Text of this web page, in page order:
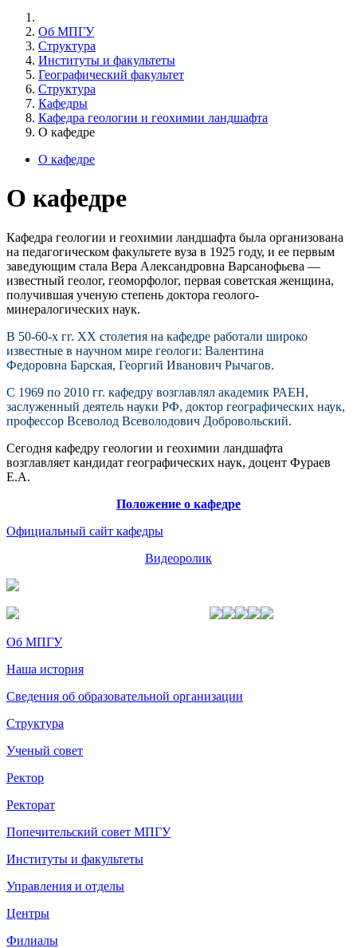
Об МПГУ
Структура
Институты и факультеты
Географический факультет
Структура
Кафедры
Кафедра геологии и геохимии ландшафта
О кафедре
О кафедре
О кафедре
Кафедра геологии и геохимии ландшафта была организована
на педагогическом факультете вуза в 1925 году, и ее первым
заведующим стала Вера Александровна Варсанофьева —
известный геолог, геоморфолог, первая советская женщина,
получившая ученую степень доктора геолого-
минералогических наук.
В 50-60-х гг. XX столетия на кафедре работали широко
известные в научном мире геологи: Валентина
Федоровна Барская, Георгий Иванович Рычагов.
С 1969 по 2010 гг. кафедру возглавлял академик РАЕН,
заслуженный деятель науки РФ, доктор географических наук,
профессор Всеволод Всеволодович Добровольский.
Сегодня кафедру геологии и геохимии ландшафта
возглавляет кандидат географических наук, доцент Фураев
Е.А.
Положение о кафедре
Официальный сайт кафедры
Видеоролик
Об МПГУ
Наша история
Сведения об образовательной организации
Структура
Ученый совет
Ректор
Ректорат
Попечительский совет МПГУ
Институты и факультеты
Управления и отделы
Центры
Филиалы